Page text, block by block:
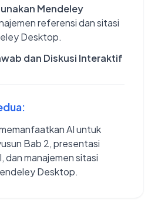
Mendeley
referensi dan sitasi
Desktop.
dan Diskusi Interaktif
AI untuk
Bab 2, presentasi
dan manajemen sitasi
Desktop.